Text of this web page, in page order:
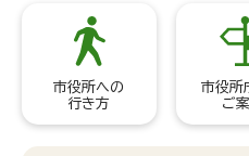
市役所への
行き方
市役所
ご